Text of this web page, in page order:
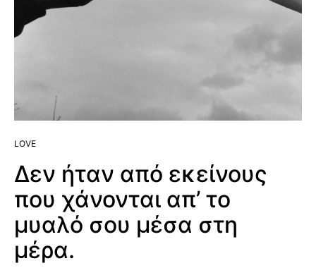
LOVE
Δεν ήταν από εκείνους
που χάνονται απ’ το
μυαλό σου μέσα στη
μέρα.